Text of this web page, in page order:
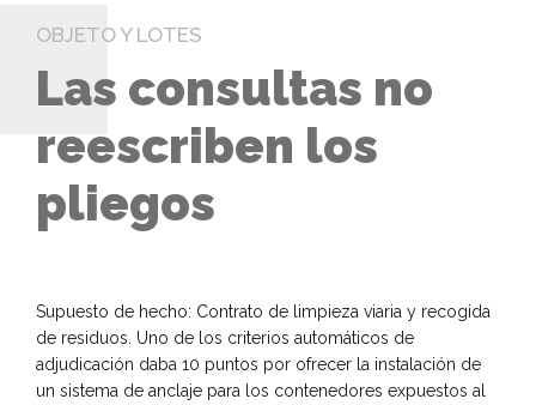
OBJETO Y LOTES
Las consultas no
reescriben los
pliegos
Supuesto de hecho: Contrato de limpieza viaria y recogida
de residuos. Uno de los criterios automáticos de
adjudicación daba 10 puntos por ofrecer la instalación de
un sistema de anclaje para los contenedores expuestos al